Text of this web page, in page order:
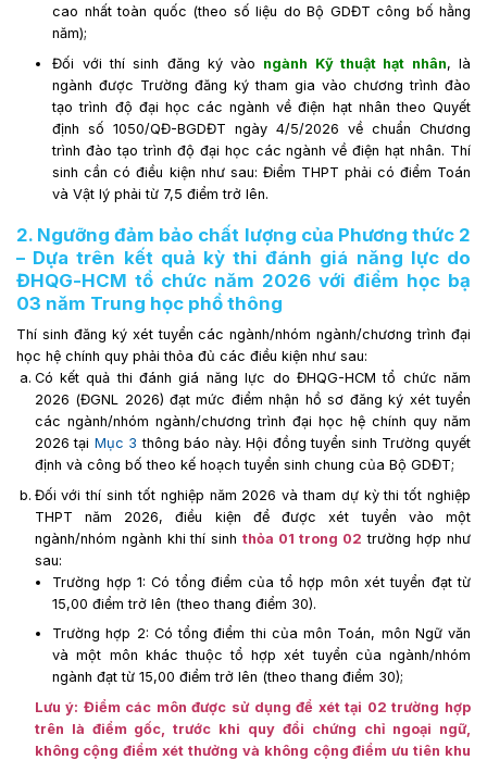
cao nhất toàn quốc (theo số liệu do Bộ GDĐT công bố hằng
năm);
Đối với thí sinh đăng ký vào ngành Kỹ thuật hạt nhân, là
ngành được Trường đăng ký tham gia vào chương trình đào
tạo trình độ đại học các ngành về điện hạt nhân theo Quyết
định số 1050/QĐ-BGDĐT ngày 4/5/2026 về chuẩn Chương
trình đào tạo trình độ đại học các ngành về điện hạt nhân. Thí
sinh cần có điều kiện như sau: Điểm THPT phải có điểm Toán
và Vật lý phải từ 7,5 điểm trở lên.
2. Ngưỡng đảm bảo chất lượng của Phương thức 2
– Dựa trên kết quả kỳ thi đánh giá năng lực do
ĐHQG-HCM tổ chức năm 2026 với điểm học bạ
03 năm Trung học phổ thông
Thí sinh đăng ký xét tuyển các ngành/nhóm ngành/chương trình đại
học hệ chính quy phải thỏa đủ các điều kiện như sau:
Có kết quả thi đánh giá năng lực do ĐHQG-HCM tổ chức năm
2026 (ĐGNL 2026) đạt mức điểm nhận hồ sơ đăng ký xét tuyển
các ngành/nhóm ngành/chương trình đại học hệ chính quy năm
2026 tại Mục 3 thông báo này. Hội đồng tuyển sinh Trường quyết
định và công bố theo kế hoạch tuyển sinh chung của Bộ GDĐT;
Đối với thí sinh tốt nghiệp năm 2026 và tham dự kỳ thi tốt nghiệp
THPT năm 2026, điều kiện để được xét tuyển vào một
ngành/nhóm ngành khi thí sinhthỏa 01 trong 02 trường hợp như
sau:
Trường hợp 1: Có tổng điểm của tổ hợp môn xét tuyển đạt từ
15,00 điểm trở lên (theo thang điểm 30).
Trường hợp 2: Có tổng điểm thi của môn Toán, môn Ngữ văn
và một môn khác thuộc tổ hợp xét tuyển của ngành/nhóm
ngành đạt từ 15,00 điểm trở lên (theo thang điểm 30);
Lưu ý: Điểm các môn được sử dụng để xét tại 02 trường hợp
trên là điểm gốc, trước khi quy đổi chứng chỉ ngoại ngữ,
không cộng điểm xét thưởng và không cộng điểm ưu tiên khu